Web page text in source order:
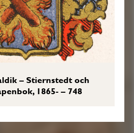
– Stiernstedt och
1865- – 748